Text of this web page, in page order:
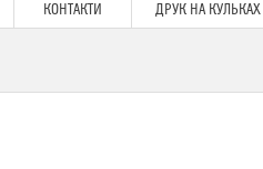
КОНТАКТИ ДРУК НА КУЛЬКАХ